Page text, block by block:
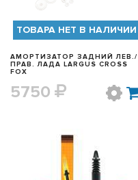
ТОВАРА НЕТ В НАЛИЧИИ
АМОРТИЗАТОР ЗАДНИЙ ЛЕВ./
ПРАВ. ЛАДА LARGUS CROSS
FOX
5750